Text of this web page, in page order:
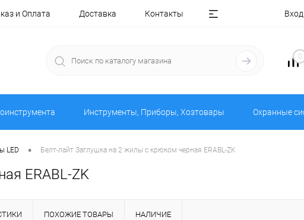
и Оплата Доставка Контакты Вход
0
Инструменты, Приборы, Хозтовары Охранные
LED • Белт-лайт Заглушка на 2 жилы с крюком черная ERABL-ZK
ERABL-ZK
ПОХОЖИЕ ТОВАРЫ НАЛИЧИЕ